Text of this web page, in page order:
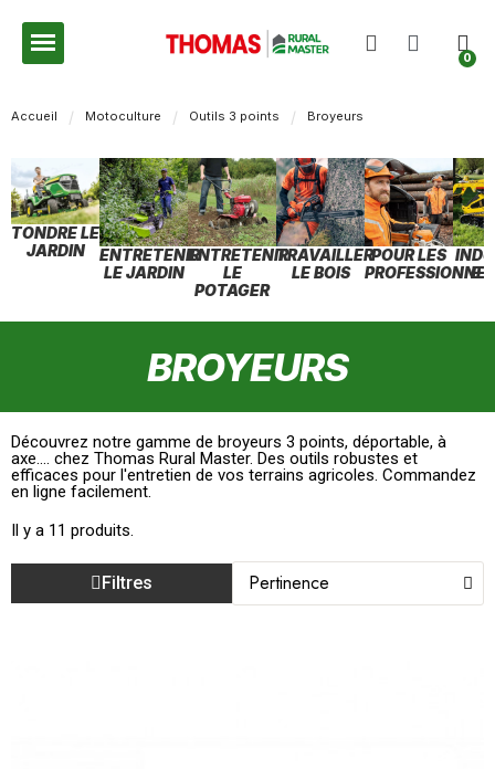
Accueil Motoculture Outils 3 points Broyeurs
TONDRE LE
JARDIN
ENTRETENIR
LE JARDIN
ENTRETENIR
LE
POTAGER
TRAVAILLER
LE BOIS
POUR LES
ET
BROYEURS
Découvrez notre gamme de broyeurs 3 points, déportable, à
axe.... chez Thomas Rural Master. Des outils robustes et
efficaces pour l'entretien de vos terrains agricoles. Commandez
en ligne facilement.
Il y a 11 produits.
Filtres